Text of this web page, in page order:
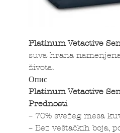
Platinum Vetactive
suva hrana
života.
Опис
Platinum Vetactive
Prednosti
– 70% svežeg mesa
– Bez veštačkih boja,